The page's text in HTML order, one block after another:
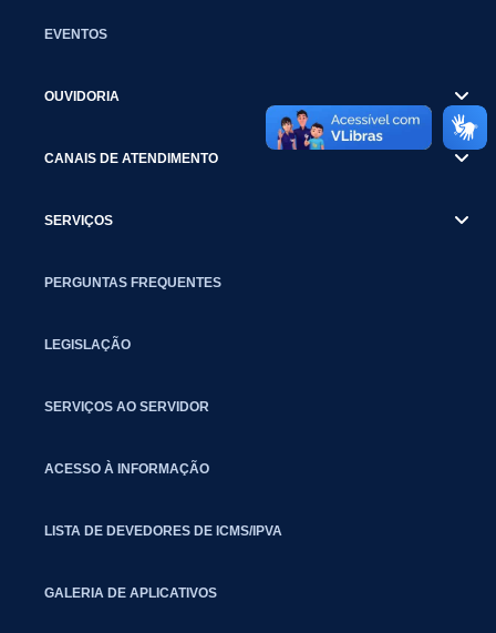
EVENTOS
OUVIDORIA
CANAIS DE ATENDIMENTO
SERVIÇOS
PERGUNTAS FREQUENTES
LEGISLAÇÃO
SERVIÇOS AO SERVIDOR
ACESSO À INFORMAÇÃO
LISTA DE DEVEDORES DE ICMS/IPVA
GALERIA DE APLICATIVOS